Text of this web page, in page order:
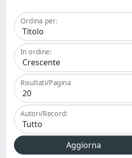
Ordina per:
In ordine:
Risultati/Pagina
Autori/Record: